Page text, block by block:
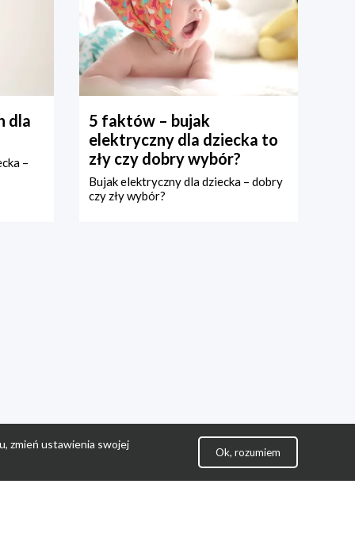
dla
–
5 faktów – bujak
elektryczny dla dziecka to
zły czy dobry wybór?
Bujak elektryczny dla dziecka – dobry
czy zły wybór?
zmień ustawienia swojej
Ok, rozumiem